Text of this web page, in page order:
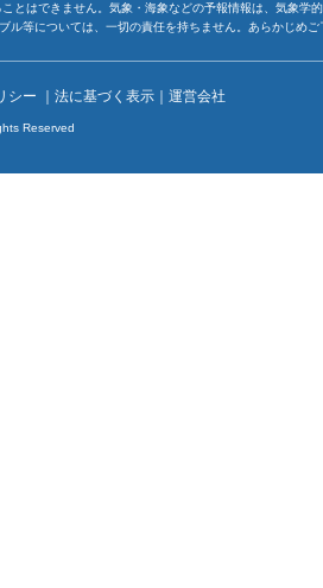
とはできません。気象・海象などの予報情報は、気象
ル等については、一切の責任を持ちません。あらかじめ
シー ｜ 法に基づく表示 ｜ 運営会社
Reserved